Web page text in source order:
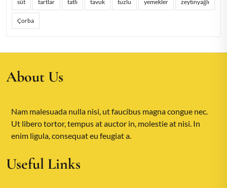
süt tartlar tatli tavuk tuzlu yemekler zeytinyağlı
Çorba
About Us
Nam malesuada nulla nisi, ut faucibus magna congue nec.
Ut libero tortor, tempus at auctor in, molestie at nisi. In
enim ligula, consequat eu feugiat a.
Useful Links